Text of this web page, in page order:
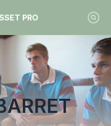
PRO
Barret"